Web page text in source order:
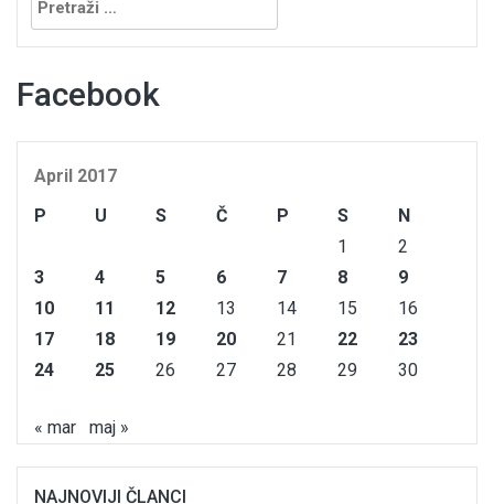
Facebook
April 2017
P
U S Č P S
N
1
2
3
4 5 6 7 8
9
10
11 12 13 14 15
16
17
18 19 20 21 22
23
24
25 26 27 28 29 30
« mar maj »
NAJNOVIJI ČLANCI